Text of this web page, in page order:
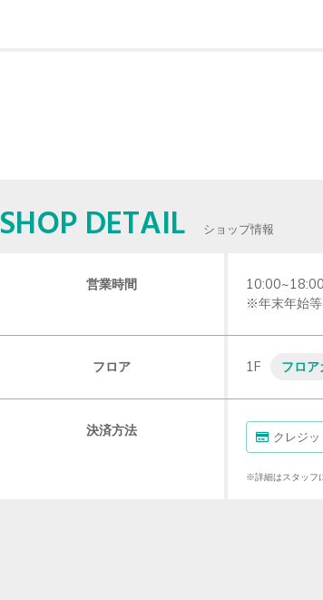
SHOP DETAIL ショップ情報
営業時間
10:00~18:00
※年末年始等
フロア 1F フロア
決済方法 クレジ
※詳細はスタッフ